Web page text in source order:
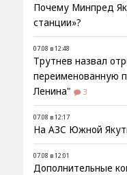
Почему Минпред
станции»?
07.08 в 12:48
Трутнев назвал
переименованную
Ленина"
3
07.08 в 12:17
На АЗС Южной
07.08 в 12:01
Дополнительные